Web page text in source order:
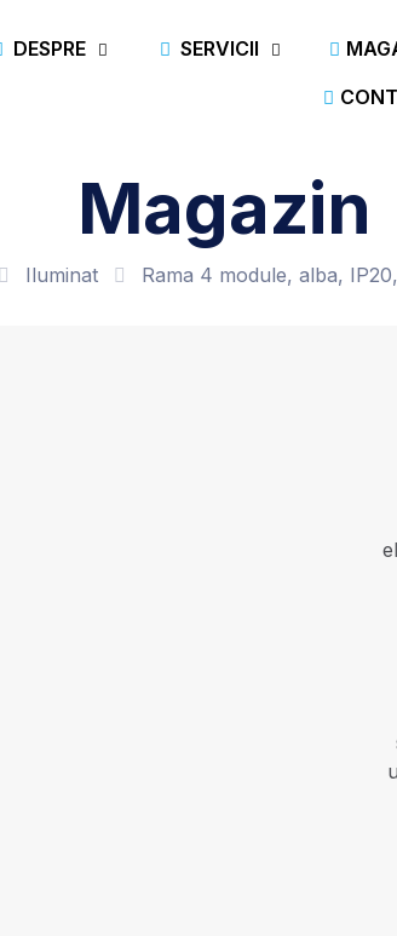
DESPRE SERVICII
Magazin
Iluminat Rama 4 module, alba,